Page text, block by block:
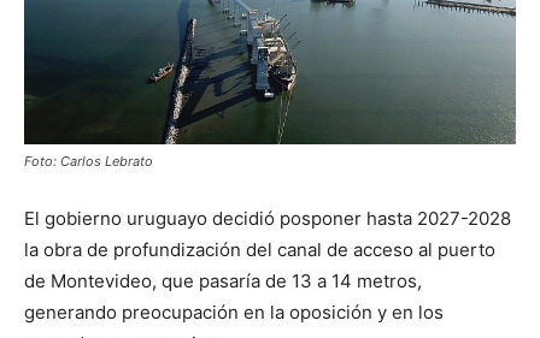
Foto: Carlos Lebrato
El gobierno uruguayo decidió posponer hasta 2027-2028
la obra de profundización del canal de acceso al puerto
de Montevideo, que pasaría de 13 a 14 metros,
generando preocupación en la oposición y en los